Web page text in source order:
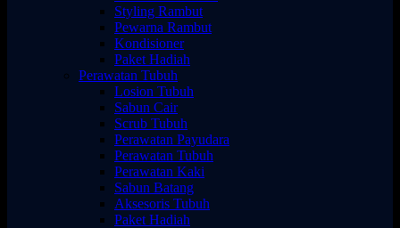
Styling Rambut
Pewarna Rambut
Kondisioner
Paket Hadiah
Perawatan Tubuh
Losion Tubuh
Sabun Cair
Scrub Tubuh
Perawatan Payudara
Perawatan Tubuh
Perawatan Kaki
Sabun Batang
Aksesoris Tubuh
Paket Hadiah